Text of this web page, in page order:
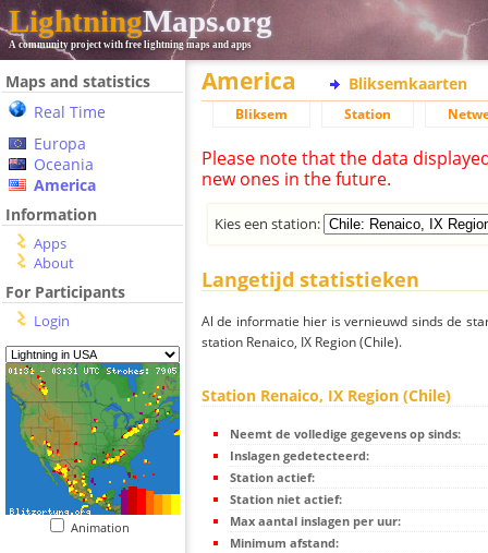
LightningMaps.org
A community project with free lightning maps and apps
Maps and statistics
Real Time
Europa
Oceania
America
Information
Apps
About
For Participants
Login
Animation
America Bliksemkaarten
Bliksem Station
Please note that the data
new ones in the future.
Kies een station:
Langetijd statistieken
Al de informatie hier is vernieuwd sinds de
station Renaico, IX Region (Chile).
Station Renaico, IX Region (Chile)
Neemt de volledige gegevens op sinds:
Inslagen gedetecteerd:
Station actief:
Station niet actief:
Max aantal inslagen per uur:
Minimum afstand: